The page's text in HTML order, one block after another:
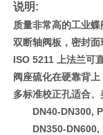
说明:
质量非常高的工业蝶
双断轴阀板，密封
ISO 5211 上法兰可
阀座硫化在硬靠背
多标准校正孔适合
DN40-DN300,
DN350-